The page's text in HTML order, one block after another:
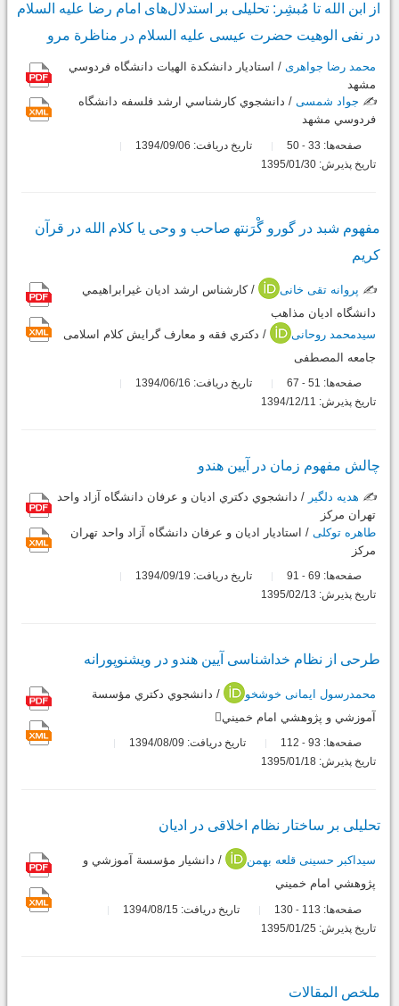
از ابن الله تا مُبشِر: تحلیلی بر استدلال‌های امام رضا علیه السلام
در نفی الوهیت حضرت عیسی علیه السلام در مناظرة مرو
محمد رضا جواهری / استاديار دانشكدة الهيات دانشگاه فردوسي
مشهد
✍️ جواد شمسی / دانشجوي كارشناسي ارشد فلسفه دانشگاه
فردوسي مشهد
صفحه‌ها: 33
-
تاریخ دریافت: 1394/09/06
تاریخ پذیرش: 1395/01/30
مفهوم شبد در گورو گْرَﻧﺘﻬ صاحب و وحی یا کلام الله در قرآن
کریم
✍️ پروانه تقی خانی
/ کارشناس ارشد اديان غيرابراهيمي
دانشگاه اديان مذاهب
سیدمحمد روحانی
/ دكتري فقه و معارف گرایش کلام اسلامی
جامعه المصطفی
صفحه‌ها: 51
-
تاریخ دریافت: 1394/06/16
تاریخ پذیرش: 1394/12/11
چالش مفهوم زمان در آیین هندو
✍️ هدیه دلگیر / دانشجوي دکتري اديان و عرفان دانشگاه آزاد واحد
تهران مرکز
طاهره توکلی / استاديار اديان و عرفان دانشگاه آزاد واحد تهران
مرکز
صفحه‌ها: 69
-
تاریخ دریافت: 1394/09/19
تاریخ پذیرش: 1395/02/13
طرحی از نظام خداشناسی آیین هندو در ویشنوپورانه
محمدرسول ایمانی خوشخو
/ دانشجوي دكتري مؤسسة
آموزشي و پژوهشي امام خميني
صفحه‌ها: 93
-
تاریخ دریافت: 1394/08/09
تاریخ پذیرش: 1395/01/18
تحلیلی بر ساختار نظام اخلاقی در ادیان
سیداکبر حسینی قلعه بهمن
/ دانشيار مؤسسة آموزشي و
پژوهشي امام خميني
صفحه‌ها: 113
-
تاریخ دریافت: 1394/08/15
تاریخ پذیرش: 1395/01/25
ملخص المقالات